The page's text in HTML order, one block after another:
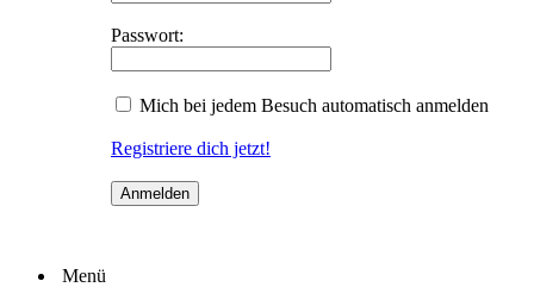
Passwort:
Mich bei jedem Besuch automatisch anmelden
Registriere dich jetzt!
Menü